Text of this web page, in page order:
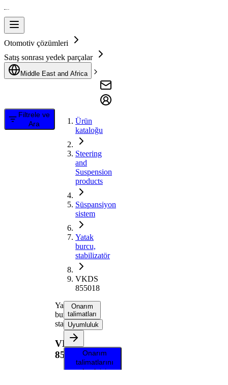
Otomotiv çözümleri
Satış sonrası yedek parçalar
Middle East and Africa
Filtrele ve
Ara
Ürün
kataloğu
Steering
and
Suspension
products
Süspansiyon
sistem
Yatak
burcu,
stabilizatör
VKDS
855018
Yatak
burcu,
stabilizatör
VKDS
855018
Onarım
talimatları
Uyumluluk
Onarım
talimatlarını
almak için